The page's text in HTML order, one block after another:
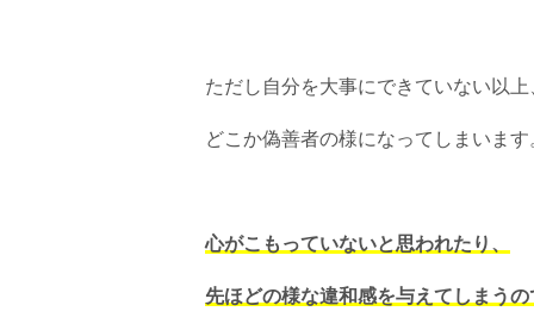
ただし自分を大事にできていない以上
どこか偽善者の様になってしまいます
心がこもっていないと思われたり、
先ほどの様な違和感を与えてしまうの